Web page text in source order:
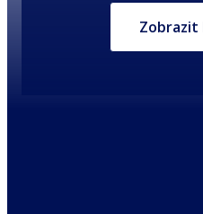
Zobrazit